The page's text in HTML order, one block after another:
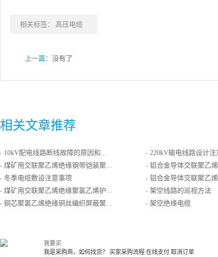
相关标签： 高压电缆
上一篇： 没有了
相关文章推荐
· 10kV配电线路断线故障的原因和故障检测方法
· 煤矿用交联聚乙烯绝缘钢带铠装聚氯乙烯护套电力电缆
· 冬季电缆敷设注意事项
· 煤矿用交联聚乙烯绝缘聚氯乙烯护套电力电缆
· 铜芯聚氯乙烯绝缘铜丝编织屏蔽聚氯乙烯护套电力电缆
· 220kV输电线路设计注
· 铝合金导体交联聚乙烯绝缘双钢带铠装
· 铝合金导体交联聚乙烯绝缘聚氯乙烯护套
· 架空线路的巡视方法
· 架空绝缘电缆
我要买
我是采购商，如何找货？
买家采购流程 在线支付 取消订单